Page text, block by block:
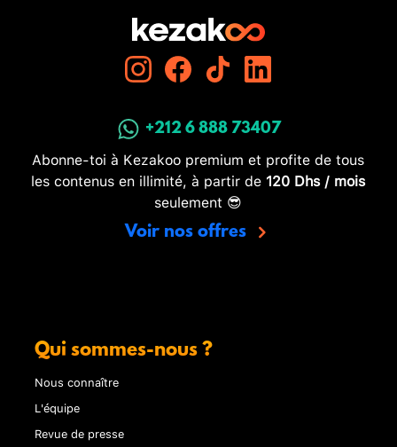
+212 6 888 73407
Abonne-toi à Kezakoo premium et profite de tous
les contenus en illimité, à partir de 120 Dhs / mois
seulement 😎
Voir nos offres
Qui sommes-nous ?
Nous connaître
L'équipe
Revue de presse